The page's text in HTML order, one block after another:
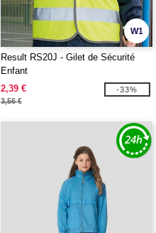
W1
Result RS20J - Gilet de Sécurité
Enfant
2,39 €
3,56 €
-33%